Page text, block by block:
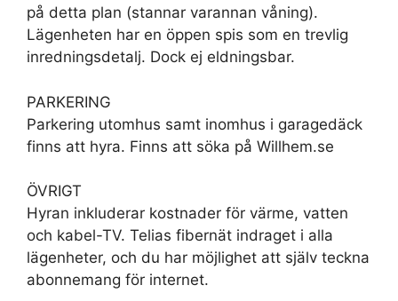
på detta plan (stannar varannan våning).
Lägenheten har en öppen spis som en trevlig
inredningsdetalj. Dock ej eldningsbar.
PARKERING
Parkering utomhus samt inomhus i garagedäck
finns att hyra. Finns att söka på Willhem.se
ÖVRIGT
Hyran inkluderar kostnader för värme, vatten
och kabel-TV. Telias fibernät indraget i alla
lägenheter, och du har möjlighet att själv teckna
abonnemang för internet.